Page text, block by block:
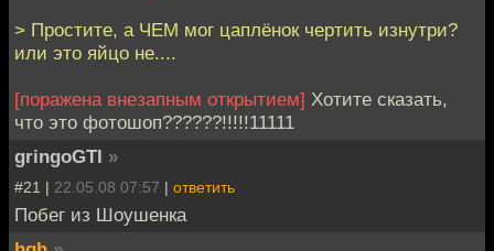
> Простите, а ЧЕМ мог цаплёнок чертить изнутри?
или это яйцо не....
[поражена внезапным открытием] Хотите сказать,
что это фотошоп??????!!!!!11111
gringoGTI »
#21 | 22.05.08 07:57 | ответить
Побег из Шоушенка